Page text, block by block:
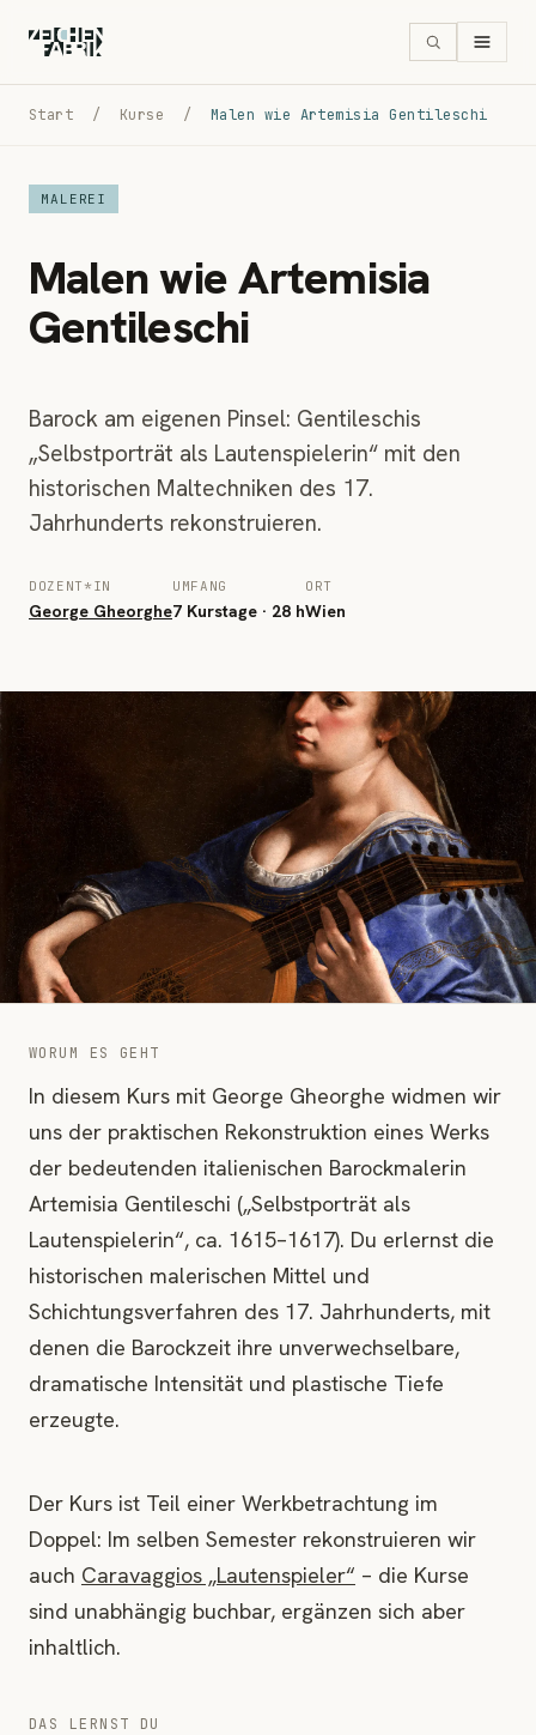
Start / Kurse / Malen wie Artemisia Gentileschi
MALEREI
Malen wie Artemisia
Gentileschi
Barock am eigenen Pinsel: Gentileschis
„Selbstporträt als Lautenspielerin“ mit den
historischen Maltechniken des 17.
Jahrhunderts rekonstruieren.
DOZENT*IN
George Gheorghe
UMFANG
7 Kurstage · 28 h
ORT
Wien
WORUM ES GEHT
In diesem Kurs mit George Gheorghe widmen wir
uns der praktischen Rekonstruktion eines Werks
der bedeutenden italienischen Barockmalerin
Artemisia Gentileschi („Selbstporträt als
Lautenspielerin“, ca. 1615–1617). Du erlernst die
historischen malerischen Mittel und
Schichtungsverfahren des 17. Jahrhunderts, mit
denen die Barockzeit ihre unverwechselbare,
dramatische Intensität und plastische Tiefe
erzeugte.
Der Kurs ist Teil einer Werkbetrachtung im
Doppel: Im selben Semester rekonstruieren wir
auch Caravaggios „Lautenspieler“ – die Kurse
sind unabhängig buchbar, ergänzen sich aber
inhaltlich.
DAS LERNST DU